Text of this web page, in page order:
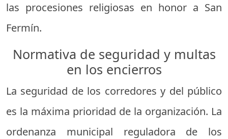
las procesiones religiosas en honor a San
Fermín.
Normativa de seguridad y multas
en los encierros
La seguridad de los corredores y del público
es la máxima prioridad de la organización. La
ordenanza municipal reguladora de los